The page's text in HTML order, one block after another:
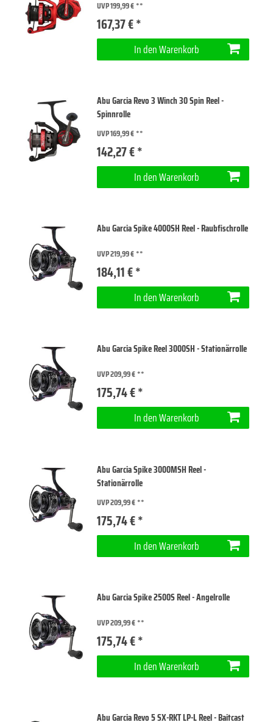
UVP 199,99 €
167,37 € *
In den Warenkorb
Abu Garcia Revo 3 Winch 30 Spin Reel -
Spinnrolle
UVP 169,99 €
142,27 € *
In den Warenkorb
Abu Garcia Spike 4000SH Reel - Raubfischrolle
UVP 219,99 €
184,11 € *
In den Warenkorb
Abu Garcia Spike Reel 3000SH - Stationärrolle
UVP 209,99 €
175,74 € *
In den Warenkorb
Abu Garcia Spike 3000MSH Reel -
Stationärrolle
UVP 209,99 €
175,74 € *
In den Warenkorb
Abu Garcia Spike 2500S Reel - Angelrolle
UVP 209,99 €
175,74 € *
In den Warenkorb
Abu Garcia Revo 5 SX-RKT LP-L Reel - Baitcast